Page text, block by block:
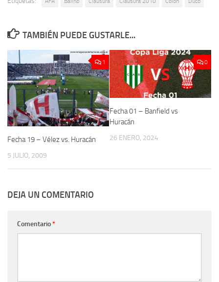
TAMBIÉN PUEDE GUSTARLE...
1
Fecha 19 – Vélez vs. Huracán
5 JULIO, 2009
0
Fecha 01 – Banfield vs
Huracán
26 ENERO, 2024
DEJA UN COMENTARIO
Comentario*